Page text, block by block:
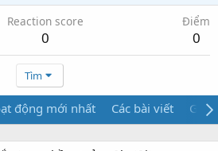
Reaction score
0
Điểm
0
Tìm
động mới nhất Các bài viết Giới